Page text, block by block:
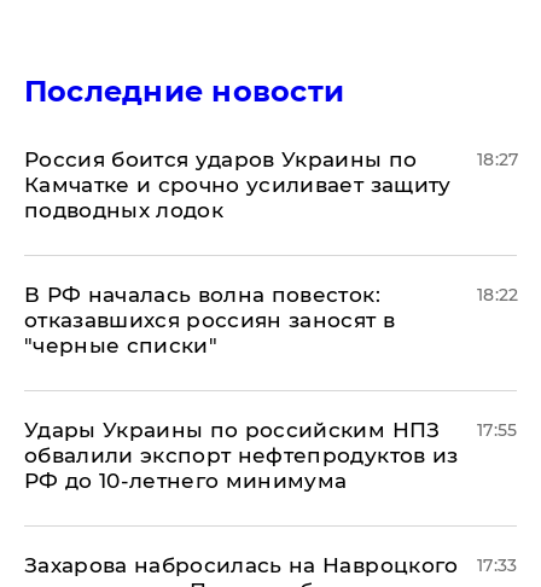
Последние новости
Россия боится ударов Украины по
Камчатке и срочно усиливает защиту
подводных лодок
18:27
​В РФ началась волна повесток:
отказавшихся россиян заносят в
"черные списки"
18:22
Удары Украины по российским НПЗ
обвалили экспорт нефтепродуктов из
РФ до 10-летнего минимума
17:55
​Захарова набросилась на Навроцкого
17:33